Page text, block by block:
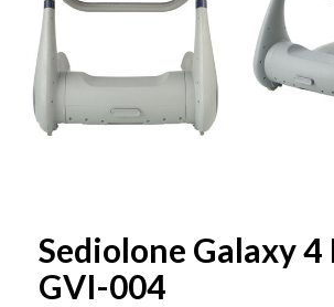
Sediolone Galaxy 4
GVI-004